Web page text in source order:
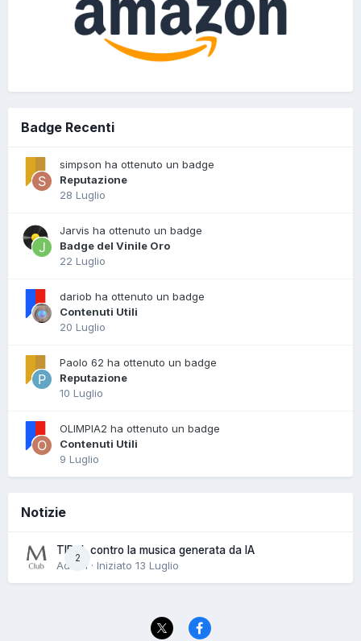
Badge Recenti
simpson ha ottenuto un badge
Reputazione
28 Luglio
Jarvis ha ottenuto un badge
Badge del Vinile Oro
22 Luglio
dariob ha ottenuto un badge
Contenuti Utili
20 Luglio
Paolo 62 ha ottenuto un badge
Reputazione
10 Luglio
OLIMPIA2 ha ottenuto un badge
Contenuti Utili
9 Luglio
Notizie
2
TIDAL contro la musica generata da IA
Admin · Iniziato 13 Luglio